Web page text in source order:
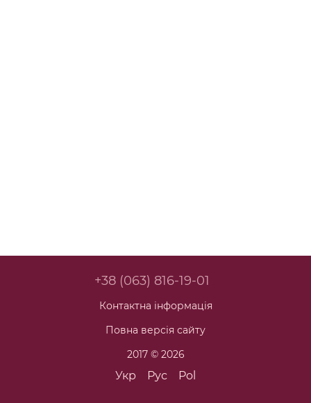
+38 (063) 816-19-01
Контактна інформація
Повна версія сайту
2017 © 2026
Укр Рус Pol